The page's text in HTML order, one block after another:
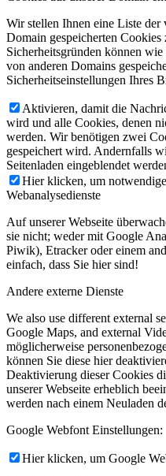
Wir stellen Ihnen eine Liste
Domain gespeicherten
Sicherheitsgründen können
von anderen Domains
Sicherheitseinstellungen Ihres
Aktivieren, damit die
wird und alle Cookies, denen
werden. Wir benötigen zwei
gespeichert wird. Andernfalls
Seitenladen eingeblendet
Hier klicken, um
Webanalysedienste
Auf unserer Webseite
sie nicht; weder mit Google
Piwik), Etracker oder einem
einfach, dass Sie hier sind!
Andere externe Dienste
We also use different external
Google Maps, and external
möglicherweise
können Sie diese hier
Deaktivierung dieser Cookies
unserer Webseite erheblich
werden nach einem Neuladen
Google Webfont Einstellungen:
Hier klicken, um Google